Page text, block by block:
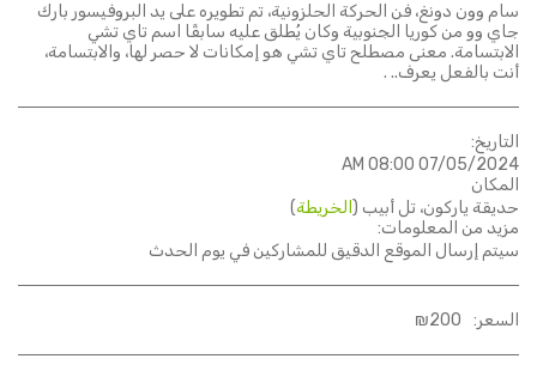
سام وون دونغ، فن الحركة الحلزونية، تم تطويره على يد البروفيسور بارك
جاي وو من كوريا الجنوبية وكان يُطلق عليه سابقًا اسم تاي تشي
الابتسامة. معنى مصطلح تاي تشي هو إمكانات لا حصر لها، والابتسامة،
أنت بالفعل يعرف.. .
التاريخ:
07/05/2024 08:00 AM
المكان
حديقة ياركون، تل أبيب ( الخريطة)
مزيد من المعلومات:
سيتم إرسال الموقع الدقيق للمشاركين في يوم الحدث
السعر: ₪200